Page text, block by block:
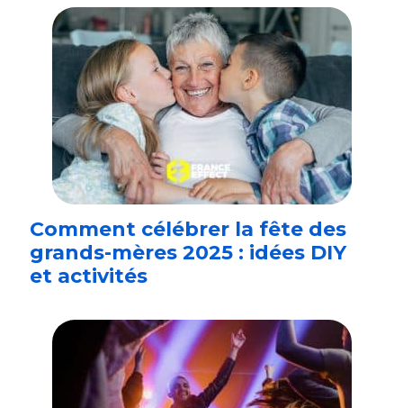
Comment célébrer la fête des
grands-mères 2025 : idées DIY
et activités